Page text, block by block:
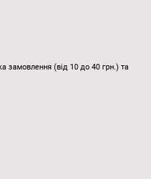
замовлення (від 10 до 40 грн.) та